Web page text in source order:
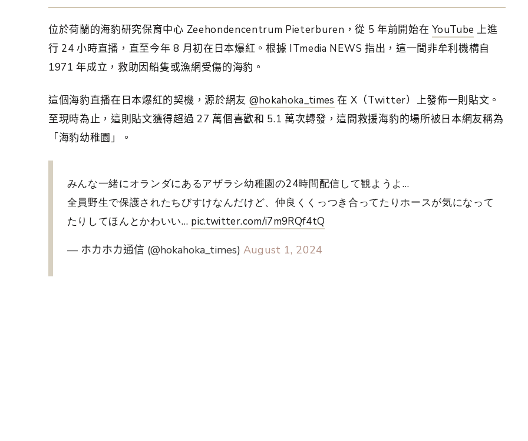
位於荷蘭的海豹研究保育中心 Zeehondencentrum Pieterburen，從 5 年前開始在YouTube 上進
行 24 小時直播，直至今年 8 月初在日本爆紅。根據 ITmedia NEWS 指出，這一間非牟利機構自
1971 年成立，救助因船隻或漁網受傷的海豹。
這個海豹直播在日本爆紅的契機，源於網友 @hokahoka_times 在 X（Twitter）上發佈一則貼文。
至現時為止，這則貼文獲得超過 27 萬個喜歡和 5.1 萬次轉發，這間救援海豹的場所被日本網友稱為
「海豹幼稚園」。
みんな一緒にオランダにあるアザラシ幼稚園の24時間配信して観ようよ…
全員野生で保護されたちびすけなんだけど、仲良くくっつき合ってたりホースが気になって
たりしてほんとかわいい… pic.twitter.com/i7m9RQf4tQ
— ホカホカ通信 (@hokahoka_times) August 1, 2024